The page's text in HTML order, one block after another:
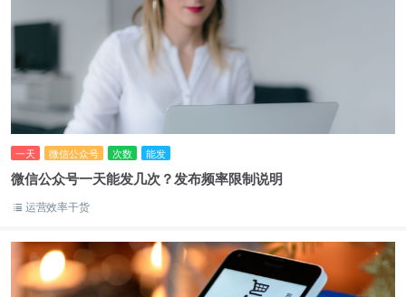
一天 微信公众号 次数 能发
微信公众号一天能发几次？发布频率限制说明
运营效率干货